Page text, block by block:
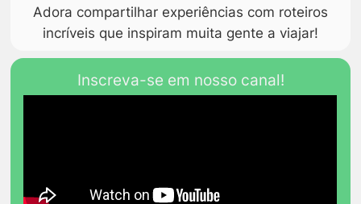
Adora compartilhar experiências com roteiros
incríveis que inspiram muita gente a viajar!
Inscreva-se em nosso canal!